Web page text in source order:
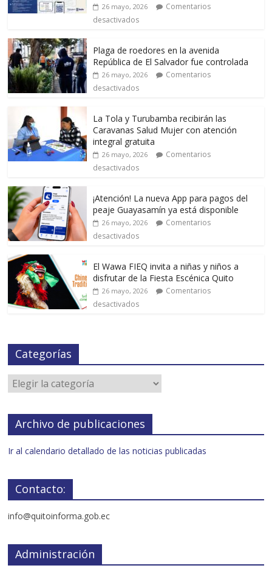
26 mayo, 2026
Comentarios
desactivados
Plaga de roedores en la avenida
República de El Salvador fue controlada
26 mayo, 2026
Comentarios
desactivados
La Tola y Turubamba recibirán las
Caravanas Salud Mujer con atención
integral gratuita
26 mayo, 2026
Comentarios
desactivados
¡Atención! La nueva App para pagos del
peaje Guayasamín ya está disponible
26 mayo, 2026
Comentarios
desactivados
El Wawa FIEQ invita a niñas y niños a
disfrutar de la Fiesta Escénica Quito
26 mayo, 2026
Comentarios
desactivados
Categorías
Archivo de publicaciones
Ir al calendario detallado de las noticias publicadas
Contacto:
info@quitoinforma.gob.ec
Administración